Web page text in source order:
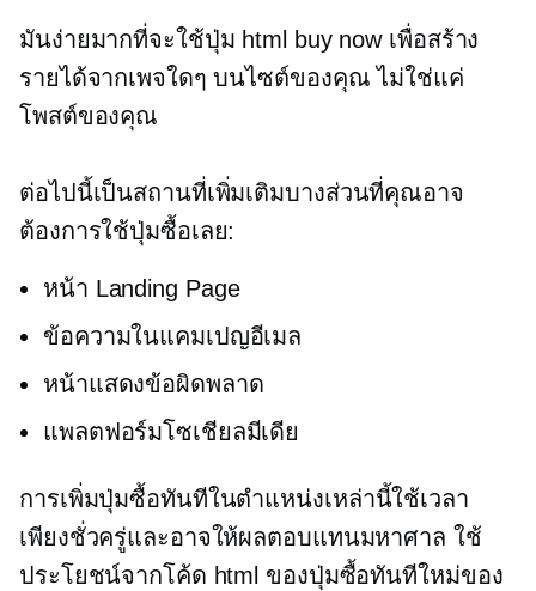
มันง่ายมากที่จะใช้ปุ่ม html buy now เพื่อสร้าง
รายได้จากเพจใดๆ บนไซต์ของคุณ ไม่ใช่แค่
โพสต์ของคุณ
ต่อไปนี้เป็นสถานที่เพิ่มเติมบางส่วนที่คุณอาจ
ต้องการใช้ปุ่มซื้อเลย:
หน้า Landing Page
ข้อความในแคมเปญอีเมล
หน้าแสดงข้อผิดพลาด
แพลตฟอร์มโซเชียลมีเดีย
การเพิ่มปุ่มซื้อทันทีในตำแหน่งเหล่านี้ใช้เวลา
เพียงชั่วครู่และอาจให้ผลตอบแทนมหาศาล ใช้
ประโยชน์จากโค้ด html ของปุ่มซื้อทันทีใหม่ของ